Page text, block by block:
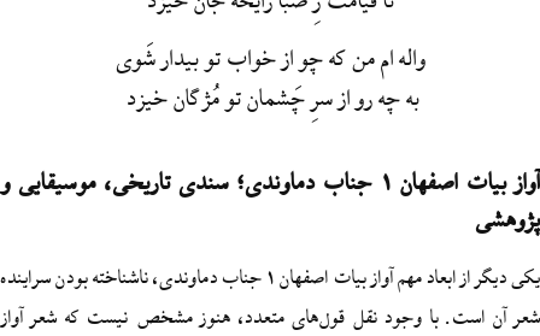
واله ام من که چو از خواب تو بيدار شَوي
به چه رو از سرِ چَشمان تو مُژگان خيزد
آواز بیات اصفهان 1 جناب دماوندی؛ سندی تاریخی، موسیقایی و
یکی دیگر از ابعاد مهم آواز بیات اصفهان 1 جناب دماوندی، ناشناخته بودن سراینده
با وجود نقل قول‌های متعدد، هنوز مشخص نیست که شعر آواز